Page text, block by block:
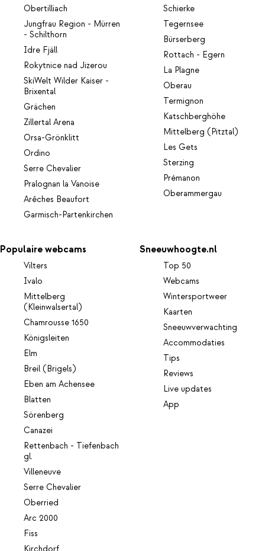
Obertilliach
Jungfrau Region - Mürren
- Schilthorn
Idre Fjäll
Rokytnice nad Jizerou
SkiWelt Wilder Kaiser -
Brixental
Grächen
Zillertal Arena
Orsa-Grönklitt
Ordino
Serre Chevalier
Pralognan la Vanoise
Arêches Beaufort
Garmisch-Partenkirchen
Schierke
Tegernsee
Bürserberg
Rottach - Egern
La Plagne
Oberau
Termignon
Katschberghöhe
Mittelberg (Pitztal)
Les Gets
Sterzing
Prémanon
Oberammergau
Populaire webcams
Vilters
Ivalo
Mittelberg
(Kleinwalsertal)
Chamrousse 1650
Königsleiten
Elm
Breil (Brigels)
Eben am Achensee
Blatten
Sörenberg
Canazei
Rettenbach - Tiefenbach
gl.
Villeneuve
Serre Chevalier
Oberried
Arc 2000
Fiss
Sneeuwhoogte.nl
Top 50
Webcams
Wintersportweer
Kaarten
Sneeuwverwachting
Accommodaties
Tips
Reviews
Live updates
App